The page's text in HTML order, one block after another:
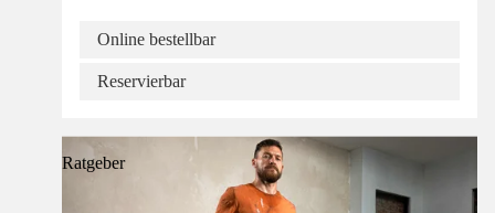
Online bestellbar
Reservierbar
Ratgeber